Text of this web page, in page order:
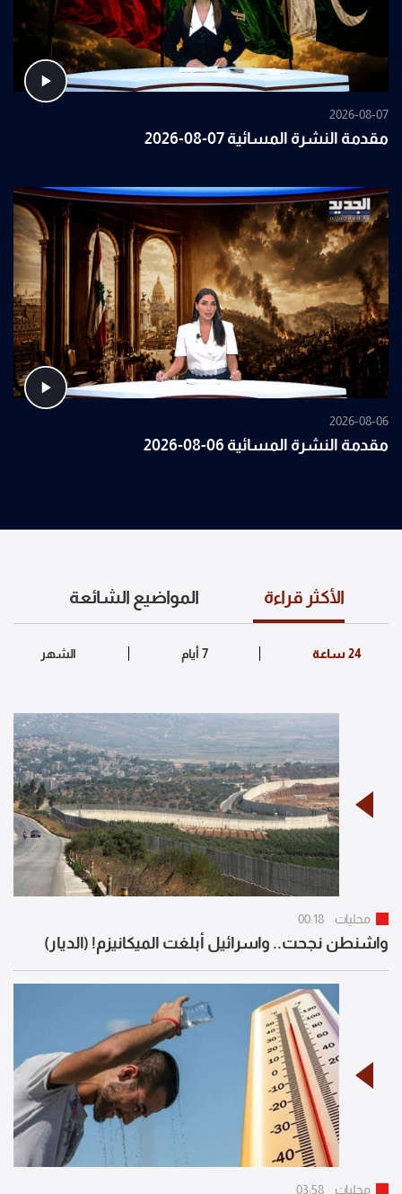
2026-08-07
مقدمة النشرة المسائية 07-08-2026
2026-08-06
مقدمة النشرة المسائية 06-08-2026
الأكثر قراءة المواضيع الشائعة
محليات 00:18
واشنطن نجحت.. واسرائيل أبلغت الميكانيزم! (الديار)
محليات 03:58